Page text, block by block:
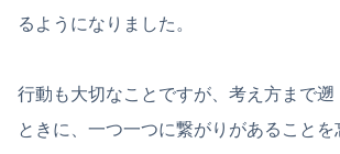
るようになりました。
行動も大切なことですが、考え方まで遡
ときに、一つ一つに繋がりがあること